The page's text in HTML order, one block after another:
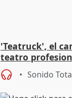
'Teatruck', el
teatro
extremeños
Sonido